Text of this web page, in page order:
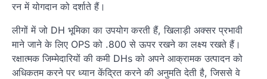
रन में योगदान को दर्शाते हैं।
लीगों में जो DH भूमिका का उपयोग करती हैं, खिलाड़ी अक्सर प्रभावी
माने जाने के लिए OPS को .800 से ऊपर रखने का लक्ष्य रखते हैं।
रक्षात्मक जिम्मेदारियों की कमी DHs को अपने आक्रामक उत्पादन को
अधिकतम करने पर ध्यान केंद्रित करने की अनुमति देती है, जिससे वे